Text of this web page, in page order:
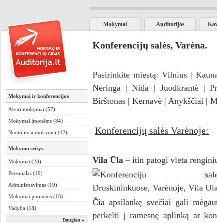
Mokymai Auditorijos
Mokymai ir konferencijos
Atviri mokymai (57)
Mokymai įmonėms (84)
Nuotoliniai mokymai (42)
Mokymu sritys
Mokymai (28)
Personalas (19)
Administravimas (19)
Mokymai įmonėms (18)
Vadyba (18)
Daugiau »
Konferencijų salės, Varėna.
Pasirinkite miestą: Vilnius|
Neringa |Nida | Juodkrantė|
Birštonas | Kernavė | Anykščiai |
Konferencijų salės Varėnoje:
Vila Ūla – itin patogi vieta
Čia apsilankę svečiai gali
perkelti į ramesnę aplinką ar